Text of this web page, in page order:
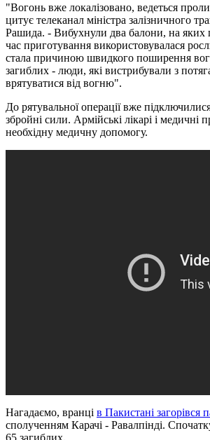
"Вогонь вже локалізовано, ведеться
цитує телеканал міністра залізничного
Рашида. - Вибухнули два балони, на яких
час приготування використовувалася
стала причиною швидкого поширення
загиблих - люди, які вистрибували з
врятуватися від вогню".
До рятувальної операції вже
збройні сили. Армійські лікарі і медичні
необхідну медичну допомогу.
Нагадаємо, вранці в Пакистані загорівся
сполученням Карачі - Равалпінді.
65 загиблих.